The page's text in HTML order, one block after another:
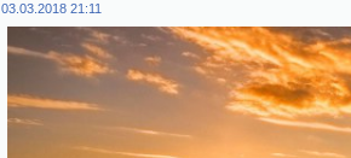
03.03.2018 21:11